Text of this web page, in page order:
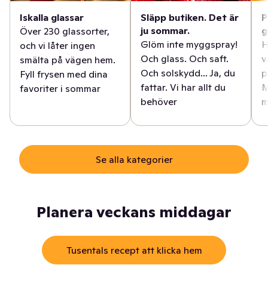
Iskalla glassar
Över 230 glassorter,
och vi låter ingen
smälta på vägen hem.
Fyll frysen med dina
favoriter i sommar
Släpp butiken. Det är
ju sommar.
Glöm inte myggspray!
Och glass. Och saft.
Och solskydd... Ja, du
fattar. Vi har allt du
behöver
Se alla kategorier
Planera veckans middagar
Tusentals recept att klicka hem